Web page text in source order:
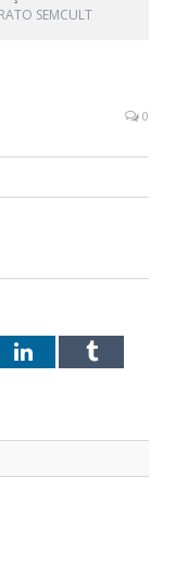
SEMCULT
0
LinkedInTumblr